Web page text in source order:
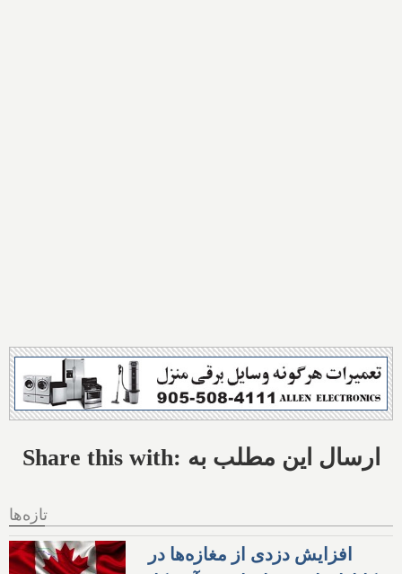
Share this with: ارسال این مطلب به
تازه‌ها
افزایش دزدی از مغازه‌ها در